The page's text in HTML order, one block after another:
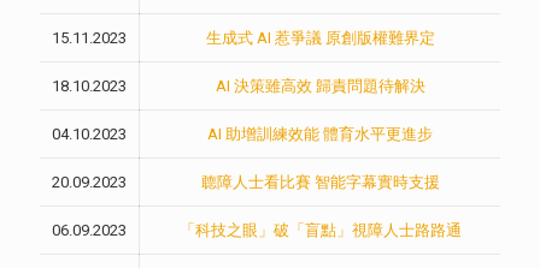
15.11.2023 生成式 AI 惹爭議 原創版權難界定
18.10.2023 AI 決策雖高效 歸責問題待解決
04.10.2023 AI 助增訓練效能 體育水平更進步
20.09.2023 聼障人士看比賽 智能字幕實時支援
06.09.2023 「科技之眼」破「盲點」視障人士路路通